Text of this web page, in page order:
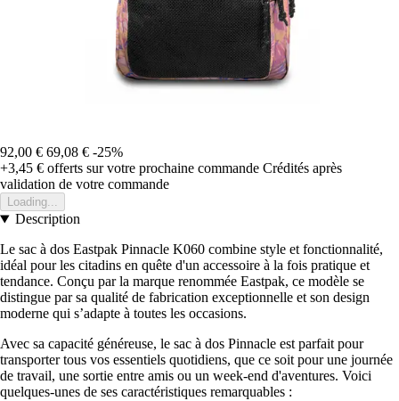
92,00 € 69,08 € -25%
+3,45 € offerts sur votre prochaine commande Crédités après
validation de votre commande
Loading...
Description
Le sac à dos Eastpak Pinnacle K060 combine style et fonctionnalité,
idéal pour les citadins en quête d'un accessoire à la fois pratique et
tendance. Conçu par la marque renommée Eastpak, ce modèle se
distingue par sa qualité de fabrication exceptionnelle et son design
moderne qui s’adapte à toutes les occasions.
Avec sa capacité généreuse, le sac à dos Pinnacle est parfait pour
transporter tous vos essentiels quotidiens, que ce soit pour une journée
de travail, une sortie entre amis ou un week-end d'aventures. Voici
quelques-unes de ses caractéristiques remarquables :